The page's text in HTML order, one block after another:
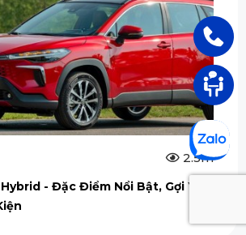
2.5m
- Đặc Điểm Nổi Bật, Gợi Ý